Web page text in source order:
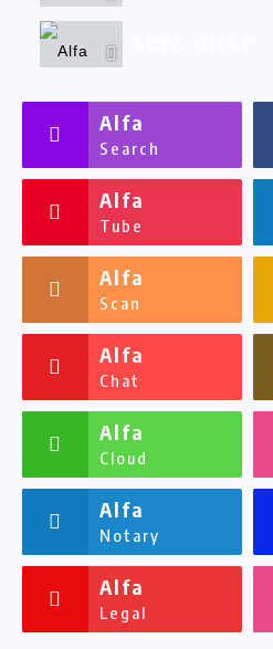
ALFASSA
Alfa
Search
Alfa
Tube
Alfa
Scan
Alfa
Chat
Alfa
Cloud
Alfa
Notary
Alfa
Legal